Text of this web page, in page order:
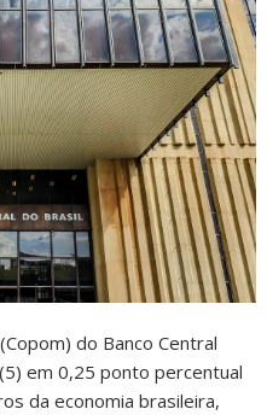
do Banco Central
em 0,25 ponto percentual
da economia brasileira,